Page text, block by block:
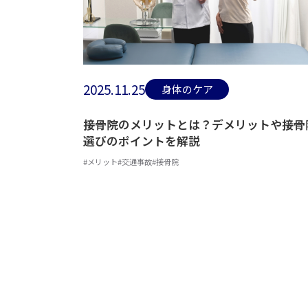
2025.11.25 身体のケア
接骨院のメリットとは？デメリットや接
選びのポイントを解説
#メリット#交通事故#接骨院